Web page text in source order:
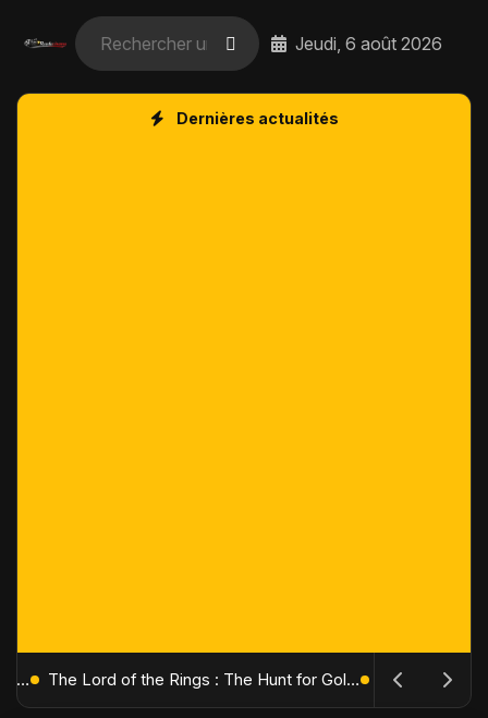
Jeudi, 6 août 2026
Dernières actualités
The Batman : Part II – Robert Pattinson replonge dans les ténèbres de Gotham dès octobre 2027 The Lord of the Rings : The Hunt for Gollum – Peter Jackson replonge dans la Terre du Milieu en 2027